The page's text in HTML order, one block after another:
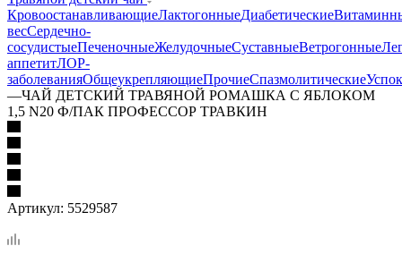
КровоостанавливающиеЛактогонныеДиабетические
весСердечно-
сосудистыеПеченочныеЖелудочныеСуставныеВетрогонные
аппетитЛОР-
заболеванияОбщеукрепляющиеПрочиеСпазмолитические
—ЧАЙ ДЕТСКИЙ ТРАВЯНОЙ РОМАШКА С ЯБЛОКОМ
1,5 N20 Ф/ПАК ПРОФЕССОР ТРАВКИН
Артикул: 5529587